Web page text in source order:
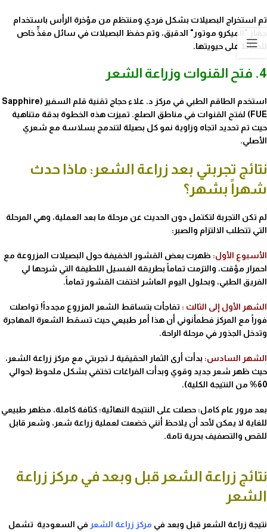
تم استخراج البصيلات بشكل فردي ومنتظم من مؤخرة الرأس باستخدام
جهاز "الميكرو موتور" الدقيق، وتم حفظ البصيلات في سائل مغذٍّ خاص
للحفاظ على حيويتها.
4. فتح القنوات وزراعة الشعر
استخدم الطاقم الطبي في مركز د. علاء حجاج
تقنية قلم السفير (Sapphire
FUE)
لفتح القنوات في مناطق الصلع. تميزت هذه الخطوة بدقة متناهية
حيث تم تحديد اتجاه وزاوية نمو كل بصيلة لتندمج بسلاسة مع شعري
الأصلي.
نتائج تجربتي بعد زراعة الشعر: ماذا حدث
شهراً بشهر؟
لم تكن التجربة لتكتمل دون الحديث عن مرحلة ما بعد العملية، وهي المرحلة
التي تتطلب الالتزام والصبر:
الأسبوع الأول: ظهرت بعض القشور الخفيفة حول البصيلات المزروعة مع
احمرار مؤقت، والتزمت تماماً بطريقة الغسيل اللطيفة التي شرحها لي
الفريق الطبي، وبحلول اليوم العاشر اختفت القشور تماماً.
الشهر الأول إلى الثالث : تفاجأت بتساقط الشعر المزروع مجدداً! تواصلت
فوراً مع المركز فطمأنوني أن هذا أمر طبيعي حيث تسقط الشعرة المهاجرة
وتدخل الجذور في مرحلة الراحة.
الشهر السادس: بدأت أرى الثمار الحقيقية لـ تجربتي مع مركز زراعة الشعر ،
حيث ظهر شعر جديد وقوي وبدأت الفراغات تختفي بشكل ملحوظ (حوالي
60% من النتيجة الكلية).
بعد مرور عام كامل: حصلت على النتيجة النهائية؛ كثافة كاملة، مظهر طبيعي
للغاية لا يمكن لأحد أن يلاحظ أنني خضعت لعملية زراعة شعر، وشعر قابل
للقص والتصفيف بحرية تامة.
نتائج زراعة الشعر قبل وبعد في مركز زراعة
الشعر
نتيجة زراعة الشعر قبل وبعد في مركز زراعة الشعر في السعودية تشمل